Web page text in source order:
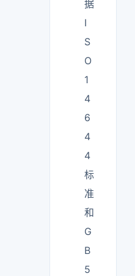
据
I
S
O
1
4
6
4
4
标
准
和
G
B
5